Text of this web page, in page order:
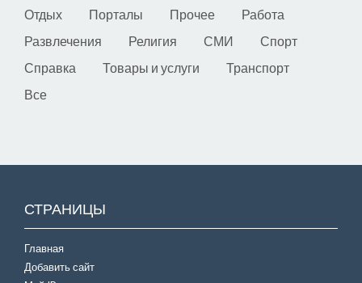
Отдых
Порталы Прочее
Работа
Развлечения
Религия СМИ
Спорт
Справка
Товары и услуги
Транспорт
Все
СТРАНИЦЫ
Главная
Добавить сайт